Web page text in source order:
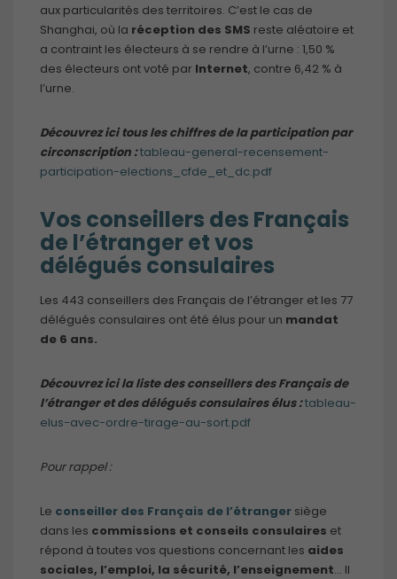
aux particularités des territoires. C’est le cas de
Shanghai, où la réception des SMS reste aléatoire et
a contraint les électeurs à se rendre à l’urne : 1,50 %
des électeurs ont voté par Internet, contre 6,42 % à
l’urne.
Découvrez ici tous les chiffres de la participation par
circonscription :tableau-general-recensement-
participation-elections_cfde_et_dc.pdf
Vos conseillers des Français
de l’étranger et vos
délégués consulaires
Les 443 conseillers des Français de l’étranger et les 77
délégués consulaires ont été élus pour un mandat
de 6 ans.
Découvrez ici la liste des conseillers des Français de
l’étranger et des délégués consulaires élus :tableau-
elus-avec-ordre-tirage-au-sort.pdf
Pour rappel :
Le conseiller des Français de l’étranger siège
dans les commissions et conseils consulaires et
répond à toutes vos questions concernant les aides
sociales, l’emploi, la sécurité, l’enseignement… Il